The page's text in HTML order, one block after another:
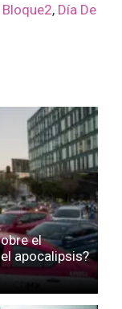
Bloque2, Día De
el
apocalipsis?